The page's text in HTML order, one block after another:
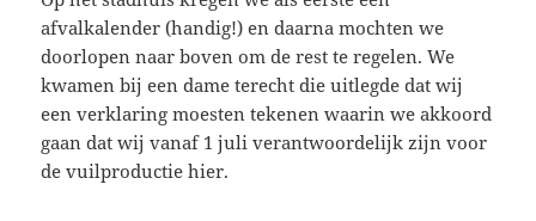
afvalkalender (handig!) en daarna mochten we
doorlopen naar boven om de rest te regelen. We
kwamen bij een dame terecht die uitlegde dat wij
een verklaring moesten tekenen waarin we akkoord
gaan dat wij vanaf 1 juli verantwoordelijk zijn voor
de vuilproductie hier.